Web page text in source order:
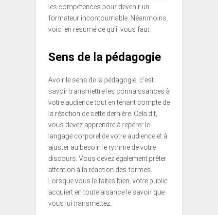
les compétences pour devenir un
formateur incontournable. Néanmoins,
voici en résumé ce qu’il vous faut.
Sens de la pédagogie
Avoir le sens de la pédagogie, c’est
savoir transmettre les connaissances à
votre audience tout en tenant compte de
la réaction de cette dernière. Cela dit,
vous devez apprendre à repérer le
langage corporel de votre audience et à
ajuster au besoin le rythme de votre
discours. Vous devez également prêter
attention à la réaction des formes.
Lorsque vous le faites bien, votre public
acquiert en toute aisance le savoir que
vous lui transmettez.